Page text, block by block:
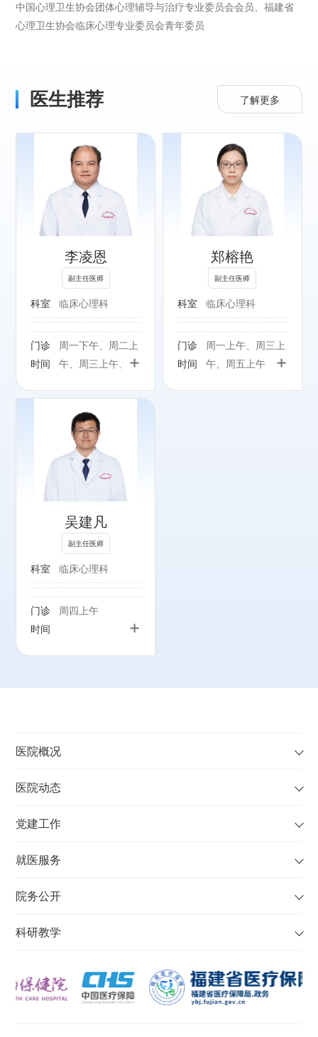
中国心理卫生协会团体心理辅导与治疗专业委员会会员、福建省
心理卫生协会临床心理专业委员会青年委员
医生推荐 了解更多
李凌恩
副主任医师
科室 临床心理科
门诊
时间
周一下午、周二上
午、周三上午、周
+
郑榕艳
副主任医师
科室 临床心理科
门诊
时间
周一上午、周三上
午、周五上午
+
专长：
精神科各类常见疾
病，尤其精神分裂
症、睡眠障碍、焦
虑症、抑郁症的诊
疗及心理治疗。
吴建凡
副主任医师
科室 临床心理科
门诊
时间
周四上午
+
医院概况
医院动态
党建工作
就医服务
院务公开
科研教学